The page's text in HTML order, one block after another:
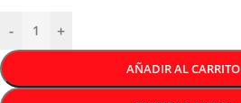
- +
AÑADIR AL CARRITO